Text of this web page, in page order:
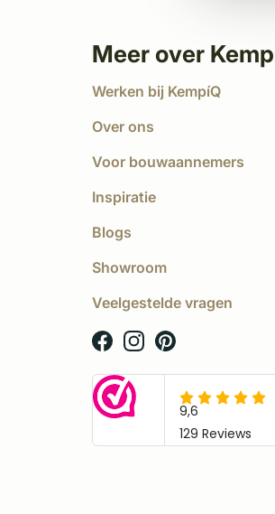
Meer over
Werken bij KempíQ
Over ons
Voor bouwaannemers
Inspiratie
Blogs
Showroom
Veelgestelde vragen